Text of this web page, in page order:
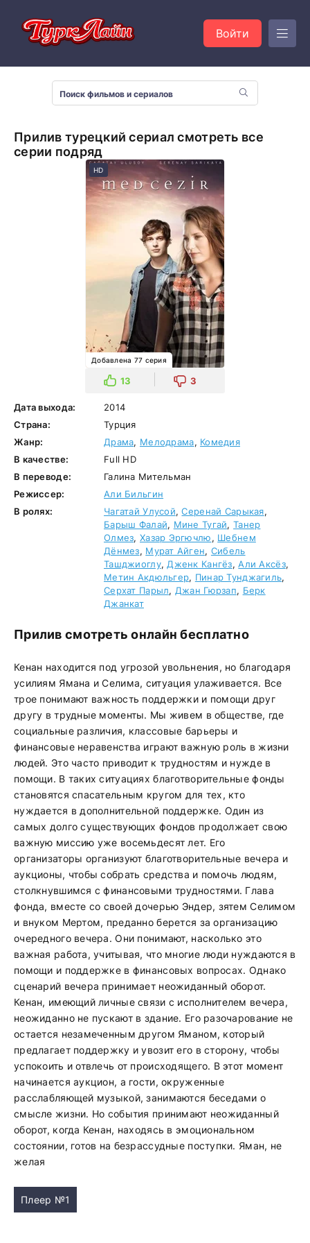
Войти
Прилив турецкий сериал смотреть все
серии подряд
HD
Добавлена 77 серия
13 3
Дата выхода:
2014
Страна:
Турция
Жанр:
Драма, Мелодрама, Комедия
В качестве:
Full HD
В переводе:
Галина Мительман
Режиссер:
Али Бильгин
В ролях:
Чагатай Улусой,Серенай Сарыкая,
Барыш Фалай, Мине Тугай,Танер
Олмез, Хазар Эргючлю, Шебнем
Дёнмез, Мурат Айген, Сибель
Ташджиоглу, Дженк Кангёз,Али Аксёз,
Метин Акдюльгер, Пинар Тунджагиль,
Серхат Парыл, Джан Гюрзап, Берк
Джанкат
Прилив смотреть онлайн бесплатно
Кенан находится под угрозой увольнения, но благодаря
усилиям Ямана и Селима, ситуация улаживается. Все
трое понимают важность поддержки и помощи друг
другу в трудные моменты. Мы живем в обществе, где
социальные различия, классовые барьеры и
финансовые неравенства играют важную роль в жизни
людей. Это часто приводит к трудностям и нужде в
помощи. В таких ситуациях благотворительные фонды
становятся спасательным кругом для тех, кто
нуждается в дополнительной поддержке. Один из
самых долго существующих фондов продолжает свою
важную миссию уже восемьдесят лет. Его
организаторы организуют благотворительные вечера и
аукционы, чтобы собрать средства и помочь людям,
столкнувшимся с финансовыми трудностями. Глава
фонда, вместе со своей дочерью Эндер, зятем Селимом
и внуком Мертом, преданно берется за организацию
очередного вечера. Они понимают, насколько это
важная работа, учитывая, что многие люди нуждаются в
помощи и поддержке в финансовых вопросах. Однако
сценарий вечера принимает неожиданный оборот.
Кенан, имеющий личные связи с исполнителем вечера,
неожиданно не пускают в здание. Его разочарование не
остается незамеченным другом Яманом, который
предлагает поддержку и увозит его в сторону, чтобы
успокоить и отвлечь от происходящего. В этот момент
начинается аукцион, а гости, окруженные
расслабляющей музыкой, занимаются беседами о
смысле жизни. Но события принимают неожиданный
оборот, когда Кенан, находясь в эмоциональном
состоянии, готов на безрассудные поступки. Яман, не
желая
Плеер №1